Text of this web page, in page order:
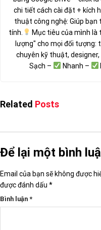
chi tiết cách cài đặt + kích
thuật công nghệ: Giúp
tính.
Mục tiêu của mình
lượng" cho mọi đối tượng:
chuyên kỹ thuật, designer,
Sạch –
Nhanh –
Related Posts
Để lại một bình
Email của bạn sẽ không được
được đánh dấu *
Bình luận *